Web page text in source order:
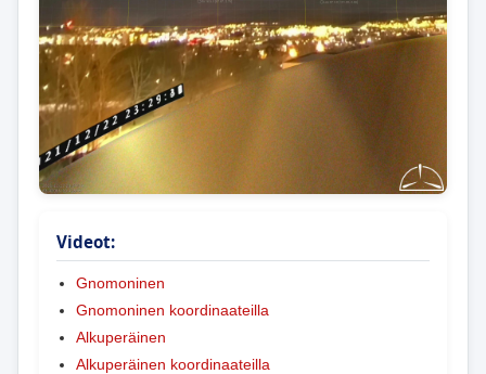
Videot:
Gnomoninen
Gnomoninen koordinaateilla
Alkuperäinen
Alkuperäinen koordinaateilla